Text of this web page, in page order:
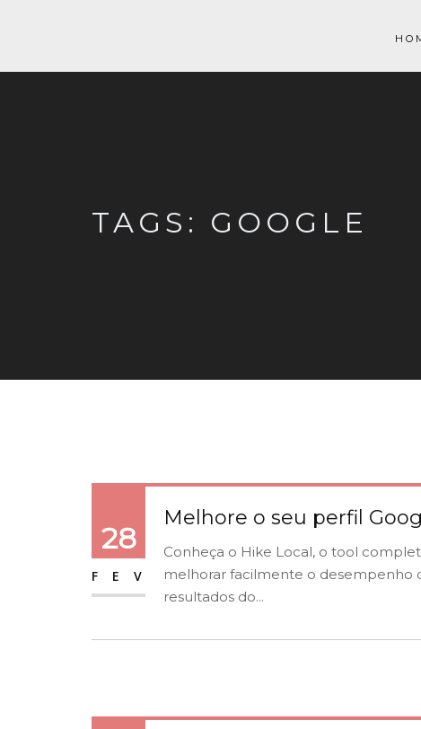
TAGS: GOOGLE
28
FEV
Melhore o seu perfil
Conheça o Hike Local, o tool
melhorar facilmente o desempenho
resultados do...